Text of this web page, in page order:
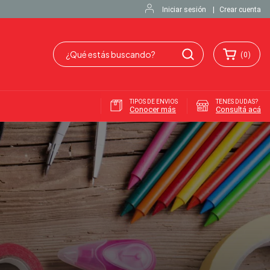
Iniciar sesión Crear cuenta
(0)
TIPOS DE ENVIOS
Conocer más
TENES DUDAS?
Consultá acá